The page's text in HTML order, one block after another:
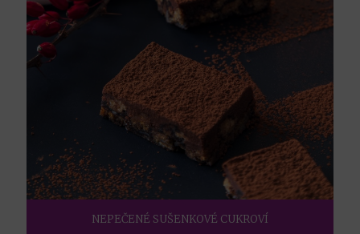
NEPEČENÉ SUŠENKOVÉ CUKROVÍ